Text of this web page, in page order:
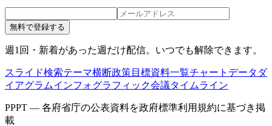
無料で登録する
週1回・新着があった週だけ配信。いつでも解除できます。
スライド検索テーマ横断政策目標資料一覧チャートデータ ダ
イアグラムインフォグラフィック会議タイムライン
PPPT — 各府省庁の公表資料を政府標準利用規約に基づき掲
載